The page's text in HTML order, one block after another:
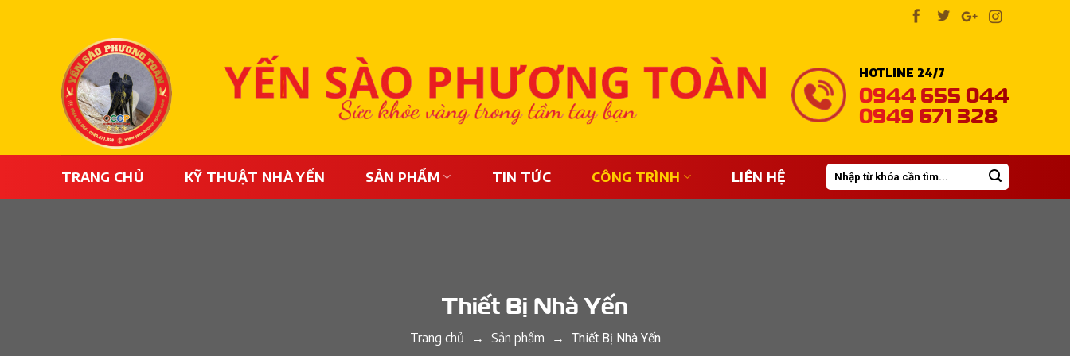
HOTLINE 24/7
0944 655 044
0949 671 328
TRANG CHỦ KỸ THUẬT NHÀ YẾN SẢN PHẨM TIN TỨC CÔNG TRÌNH LIÊN HỆ
Tìm
kiếm:
Thiết Bị Nhà Yến
Trang chủ → Sản phẩm → Thiết Bị Nhà Yến